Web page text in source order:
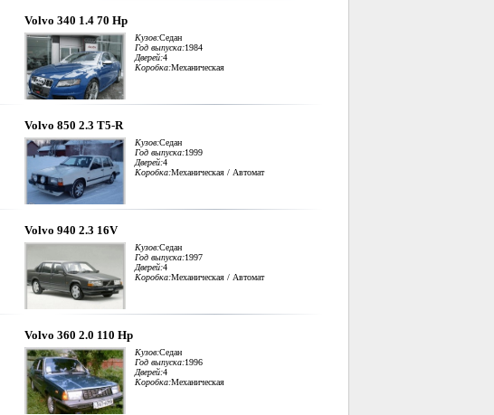
Volvo 340 1.4 70 Hp
Кузов:Седан
Год выпуска:1984
Дверей:4
Коробка:Механическая
Volvo 850 2.3 T5-R
Кузов:Седан
Год выпуска:1999
Дверей:4
Коробка:Механическая / Автомат
Volvo 940 2.3 16V
Кузов:Седан
Год выпуска:1997
Дверей:4
Коробка:Механическая / Автомат
Volvo 360 2.0 110 Hp
Кузов:Седан
Год выпуска:1996
Дверей:4
Коробка:Механическая